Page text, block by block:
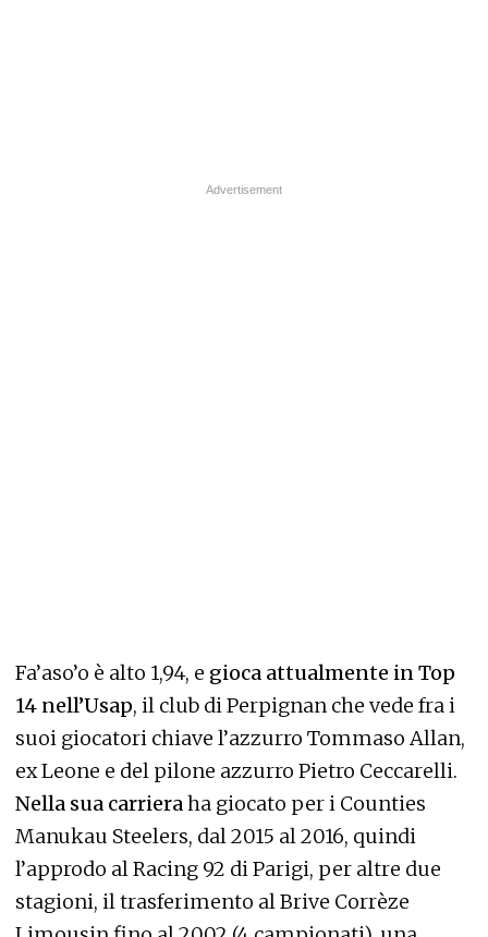
Fa’aso’o è alto 1,94, e gioca attualmente in Top
14 nell’Usap, il club di Perpignan che vede fra i
suoi giocatori chiave l’azzurro Tommaso Allan,
ex Leone e del pilone azzurro Pietro Ceccarelli.
Nella sua carriera ha giocato per i Counties
Manukau Steelers, dal 2015 al 2016, quindi
l’approdo al Racing 92 di Parigi, per altre due
stagioni, il trasferimento al Brive Corrèze